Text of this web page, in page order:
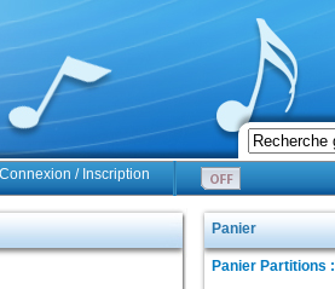
Connexion / Inscription
Panier
Panier Partitions :